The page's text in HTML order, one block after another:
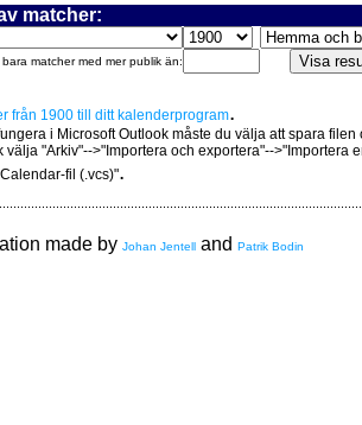
matcher:
bara matcher med mer publik än:
från 1900 till ditt kalenderprogram.
i Microsoft Outlook måste du välja att spara filen
välja "Arkiv"-->"Importera och exportera"-->"Importera
fil (.vcs)".
made by Johan Jentell and Patrik Bodin